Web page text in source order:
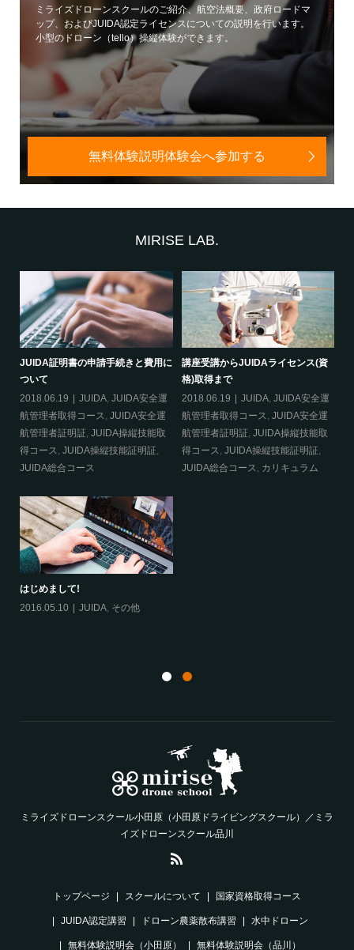
ミライズドローンスクールのご紹介、航空法概要、政府ロードマ
ップ、およびJUIDA認定ライセンスについての説明を行います。
小型のドローン（tello）操縦体験ができます。
無料体験説明体験会へ参加する
MIRISE LAB.
JUIDA証明書の申請手続きと費用に
ついて
2018.06.19
JUIDA, JUIDA安全運
航管理者取得コース, JUIDA安全運
航管理者証明証, JUIDA操縦技能取
得コース, JUIDA操縦技能証明証,
JUIDA総合コース
講座受講からJUIDAライセンス(資
格)取得まで
2018.06.19
JUIDA, JUIDA安全運
航管理者取得コース, JUIDA安全運
航管理者証明証, JUIDA操縦技能取
得コース, JUIDA操縦技能証明証,
JUIDA総合コース, カリキュラム
はじめまして!
2016.05.10
JUIDA, その他
ミライズドローンスクール小田原（小田原ドライビングスクール）／ミラ
イズドローンスクール品川
トップページ スクールについて 国家資格取得コース
JUIDA認定講習 ドローン農薬散布講習 水中ドローン
無料体験説明会（小田原） 無料体験説明会（品川）